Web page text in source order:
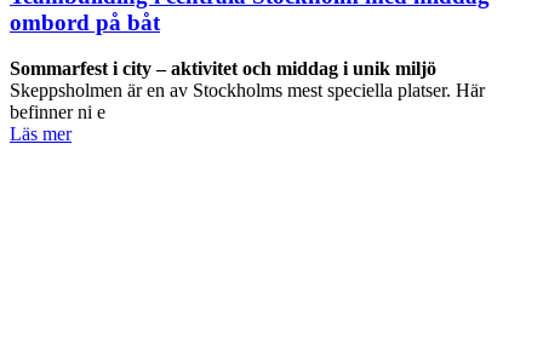
ombord på båt
Sommarfest i city – aktivitet och middag i unik miljö
Skeppsholmen är en av Stockholms mest speciella platser. Här
befinner ni e
Läs mer